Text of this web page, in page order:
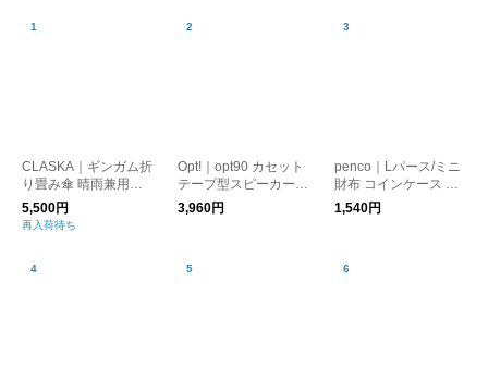
CLASKA｜ギンガム折
り畳み傘 晴雨兼用
（遮光）
5,500円
再入荷待ち
Opt!｜opt90 カセット
テープ型スピーカー/B
luetooth
3,960円
penco｜Lパース/ミニ
財布 コインケース カ
ードケース
1,540円